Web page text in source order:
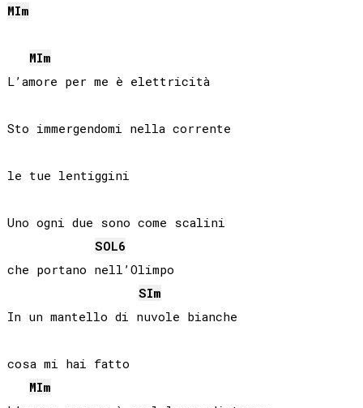
MIm
MIm
L’amore per me è elettricità
Sto immergendomi nella corrente
le tue lentiggini
Uno ogni due sono come scalini
SOL6
che portano nell’Olimpo
SIm
In un mantello di nuvole bianche
cosa mi hai fatto
MIm